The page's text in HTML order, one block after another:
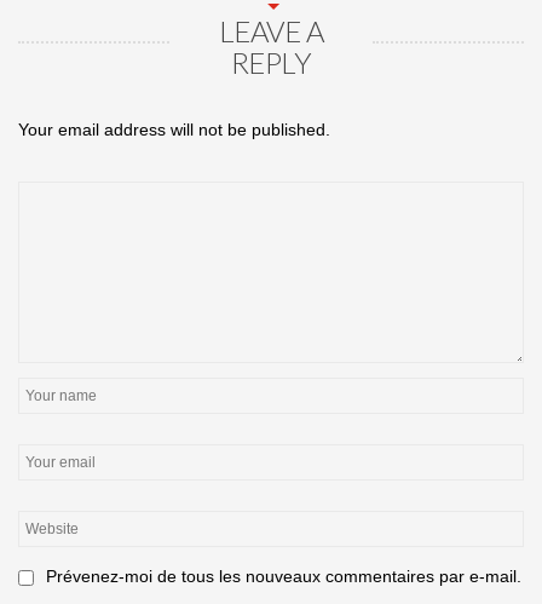
LEAVE A
REPLY
Your email address will not be published.
Prévenez-moi de tous les nouveaux commentaires par e-mail.